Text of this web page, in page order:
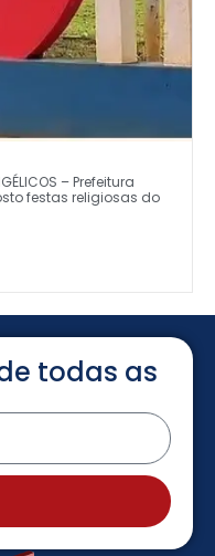
– Prefeitura
festas religiosas do
todas as